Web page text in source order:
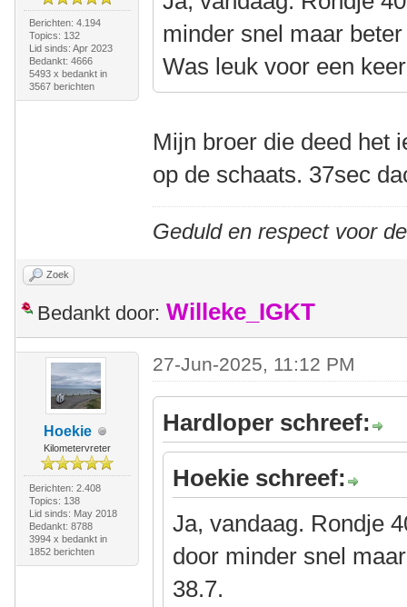
Berichten: 4.194
Topics: 132
Lid sinds: Apr 2023
Bedankt: 4666
5493 x bedankt in
3567 berichten
minder snel maar
Was leuk voor een
Mijn broer die deed het
op de schaats. 37sec
Geduld en respect voor
Zoek
Bedankt door: Willeke_IGKT
Hoekie
Kilometervreter
Berichten: 2.408
Topics: 138
Lid sinds: May 2018
Bedankt: 8788
3994 x bedankt in
1852 berichten
27-Jun-2025, 11:12 PM
Hardloper schreef:
Hoekie schreef:
Ja, vandaag. Rondje
door minder snel
38.7.